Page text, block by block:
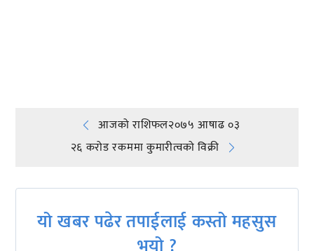
Post
navigation
आजको राशिफल२०७५ आषाढ ०३
२६ करोड रकममा कुमारीत्वको विक्री
यो खबर पढेर तपाईलाई कस्तो महसुस